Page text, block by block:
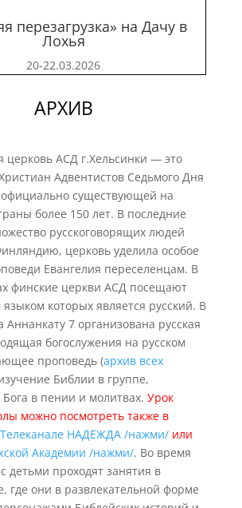
перезагрузка» на Дачу в
Лохья
20-22.03.2026
АРХИВ
церковь АСД г.Хельсинки — это
Адвентистов Седьмого Дня
существующей на
более 150 лет. В последние
русскоговорящих людей
церковь уделила особое
Евангелия переселенцам. В
финские церкви АСД посещают
которых является русский. В
Аннанкату 7 организована русская
богослужения на русском
проповедь (архив всех
Библии в группе,
в пении и молитвах. Урок
можно посмотреть также в
Телеканале НАДЕЖДА /нажми/или
Академии /нажми/. Во время
детьми проходят занятия в
где они в развлекательной форме